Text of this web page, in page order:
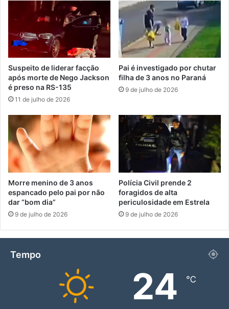
Suspeito de liderar facção
após morte de Nego Jackson
é preso na RS-135
11 de julho de 2026
Pai é investigado por chutar
filha de 3 anos no Paraná
9 de julho de 2026
Morre menino de 3 anos
espancado pelo pai por não
dar “bom dia”
9 de julho de 2026
Polícia Civil prende 2
foragidos de alta
periculosidade em Estrela
9 de julho de 2026
Tempo
24 ℃